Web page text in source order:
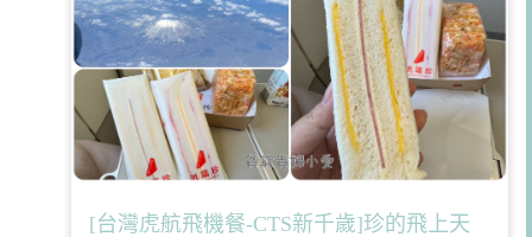
[台灣虎航飛機餐-CTS新千歲]珍的飛上天